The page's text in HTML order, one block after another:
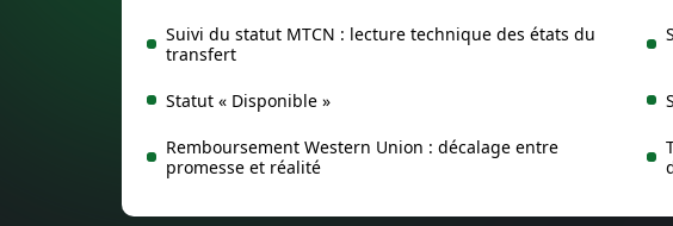
Suivi du statut MTCN : lecture technique des états du
transfert
Statut « Disponible »
Remboursement Western Union : décalage entre
promesse et réalité